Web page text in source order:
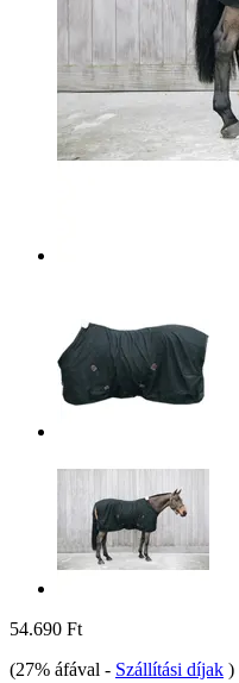
54.690 Ft
(27% áfával - Szállítási díjak )